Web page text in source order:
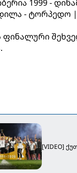
1999 -
- ტორპედო |
ფინალური
[VIDEO]